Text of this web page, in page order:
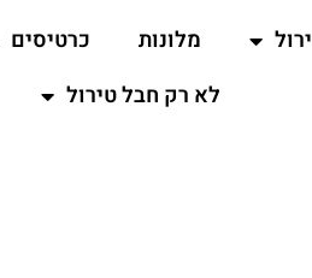
מלונות כרטיסים
לא רק חבל טירול